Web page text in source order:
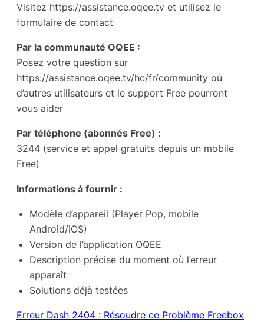
Visitez https://assistance.oqee.tv et utilisez le
formulaire de contact
Par la communauté OQEE :
Posez votre question sur
https://assistance.oqee.tv/hc/fr/community où
d’autres utilisateurs et le support Free pourront
vous aider
Par téléphone (abonnés Free) :
3244 (service et appel gratuits depuis un mobile
Free)
Informations à fournir :
Modèle d’appareil (Player Pop, mobile
Android/iOS)
Version de l’application OQEE
Description précise du moment où l’erreur
apparaît
Solutions déjà testées
Erreur Dash 2404 : Résoudre ce Problème Freebox